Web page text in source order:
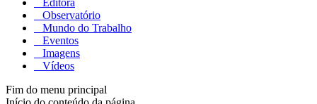
Observatório
Mundo do Trabalho
Eventos
Imagens
Vídeos
Fim do menu principal